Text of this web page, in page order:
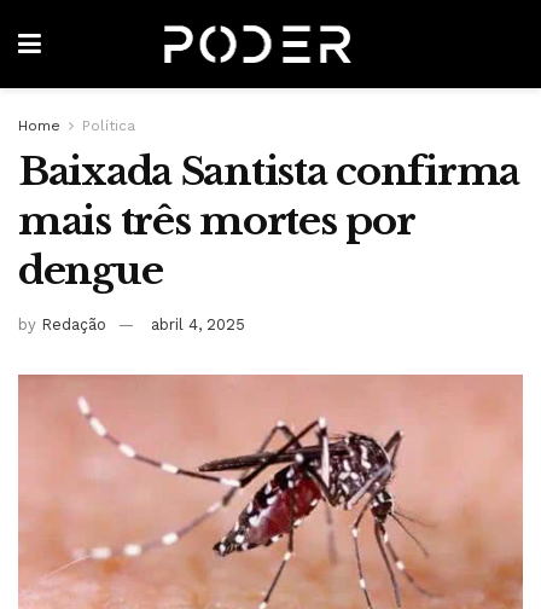
Home Política
Baixada Santista confirma
mais três mortes por
dengue
by Redação abril 4, 2025